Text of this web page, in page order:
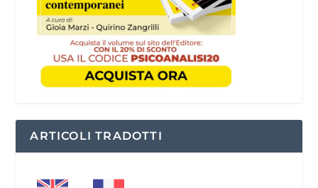
ARTICOLI TRADOTTI